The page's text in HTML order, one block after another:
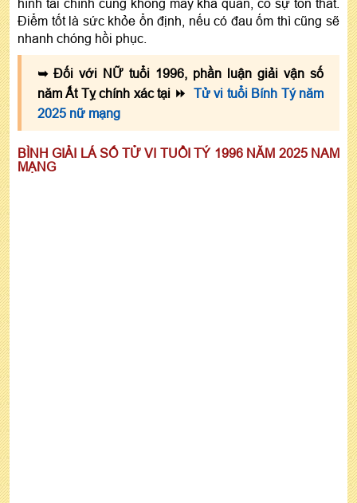
hình tài chính cũng không mấy khả quan, có sự tổn thất.
Điểm tốt là sức khỏe ổn định, nếu có đau ốm thì cũng sẽ
nhanh chóng hồi phục.
➥ Đối với NỮ tuổi 1996, phần luận giải vận số
năm Ất Tỵ chính xác tại ⏩ Tử vi tuổi Bính Tý năm
2025 nữ mạng
BÌNH GIẢI LÁ SỐ TỬ VI TUỔI TÝ 1996 NĂM 2025 NAM
MẠNG